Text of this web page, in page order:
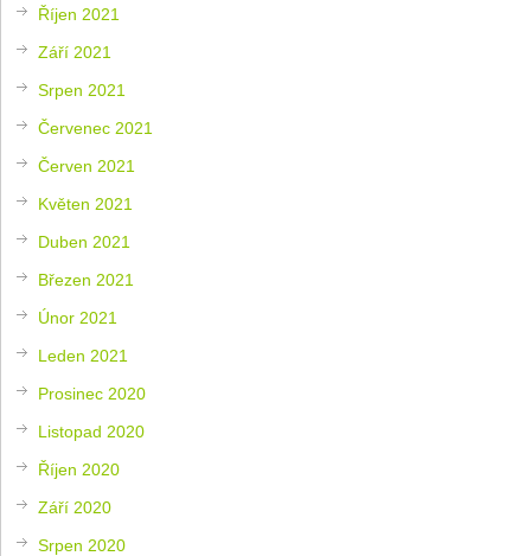
Říjen 2021
Září 2021
Srpen 2021
Červenec 2021
Červen 2021
Květen 2021
Duben 2021
Březen 2021
Únor 2021
Leden 2021
Prosinec 2020
Listopad 2020
Říjen 2020
Září 2020
Srpen 2020